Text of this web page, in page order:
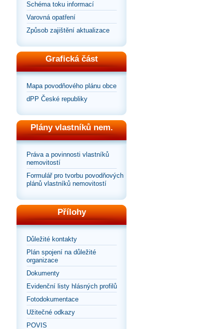
Schéma toku informací
Varovná opatření
Způsob zajištění aktualizace
Grafická část
Mapa povodňového plánu obce
dPP České republiky
Plány vlastníků nem.
Práva a povinnosti vlastníků
nemovitostí
Formulář pro tvorbu povodňových
plánů vlastníků nemovitostí
Přílohy
Důležité kontakty
Plán spojení na důležité
organizace
Dokumenty
Evidenční listy hlásných profilů
Fotodokumentace
Užitečné odkazy
POVIS